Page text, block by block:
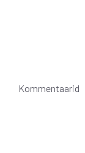
Kommentaarid